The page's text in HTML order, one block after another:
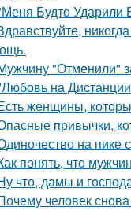
Будто Ударили
"Отменили"
на
женщины,
привычки,
на пике
понять, что
что, дамы и
человек